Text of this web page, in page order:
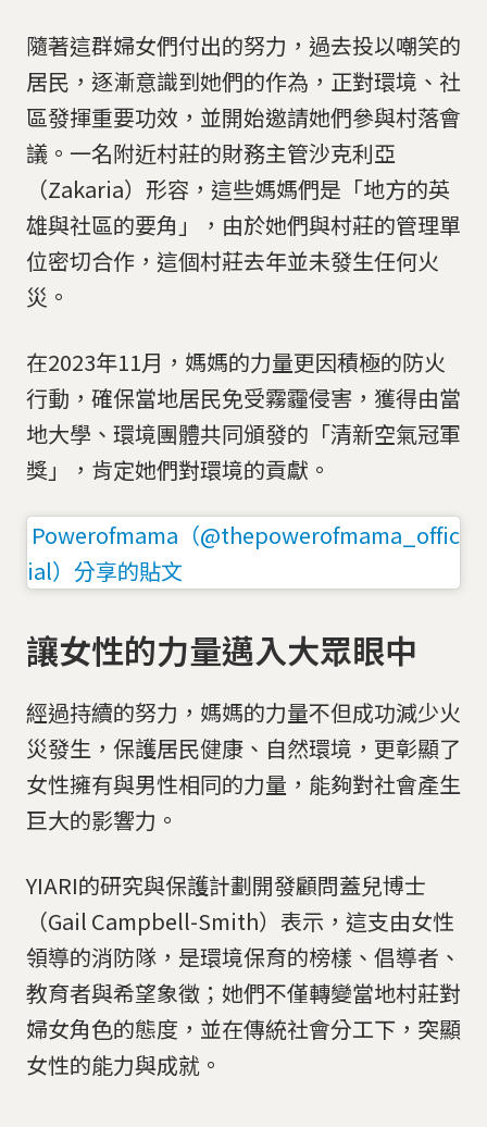
隨著這群婦女們付出的努力，過去投以嘲笑的
居民，逐漸意識到她們的作為，正對環境、社
區發揮重要功效，並開始邀請她們參與村落會
議。一名附近村莊的財務主管沙克利亞
（Zakaria）形容，這些媽媽們是「地方的英
雄與社區的要角」，由於她們與村莊的管理單
位密切合作，這個村莊去年並未發生任何火
災。
在2023年11月，媽媽的力量更因積極的防火
行動，確保當地居民免受霧霾侵害，獲得由當
地大學、環境團體共同頒發的「清新空氣冠軍
獎」，肯定她們對環境的貢獻。
Powerofmama（@thepowerofmama_offic
ial）分享的貼文
讓女性的力量邁入大眾眼中
經過持續的努力，媽媽的力量不但成功減少火
災發生，保護居民健康、自然環境，更彰顯了
女性擁有與男性相同的力量，能夠對社會產生
巨大的影響力。
YIARI的研究與保護計劃開發顧問蓋兒博士
（Gail Campbell-Smith）表示，這支由女性
領導的消防隊，是環境保育的榜樣、倡導者、
教育者與希望象徵；她們不僅轉變當地村莊對
婦女角色的態度，並在傳統社會分工下，突顯
女性的能力與成就。